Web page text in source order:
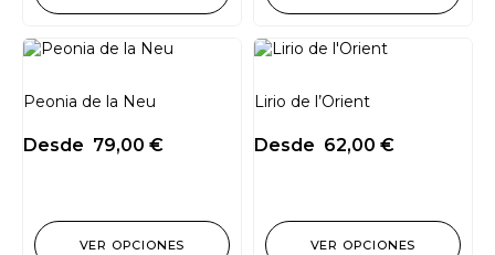
Peonia de la Neu
Desde 79,00 €
VER OPCIONES
Lirio de l’Orient
Desde 62,00 €
VER OPCIONES